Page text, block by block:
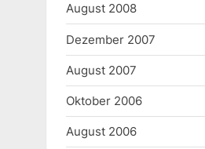
August 2008
Dezember 2007
August 2007
Oktober 2006
August 2006